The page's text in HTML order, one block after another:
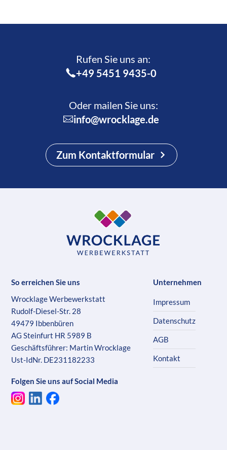
Rufen Sie uns an:­
+49 5451 9435-0
Oder mailen Sie uns:
info@wrocklage.de
Zum Kontaktformular
So erreichen Sie uns
Wrocklage Werbewerkstatt
Rudolf-Diesel-Str. 28
49479 Ibbenbüren
AG Steinfurt HR 5989 B
Geschäftsführer: Martin Wrocklage
Ust-IdNr. DE231182233
Folgen Sie uns auf Social Media
Unternehmen
Impressum
Datenschutz
AGB
Kontakt